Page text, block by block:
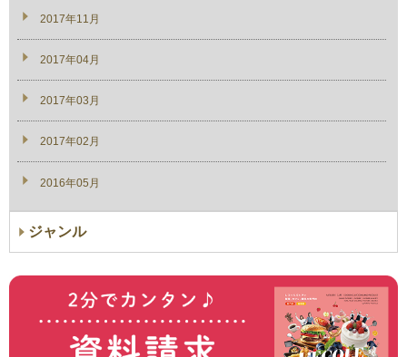
2017年11月
2017年04月
2017年03月
2017年02月
2016年05月
ジャンル